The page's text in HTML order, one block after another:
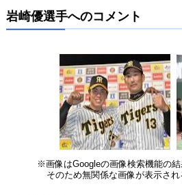
岩崎優選手へのコメント
※画像はGoogleの画像検索機能の結
そのため無関係な画像が表示され